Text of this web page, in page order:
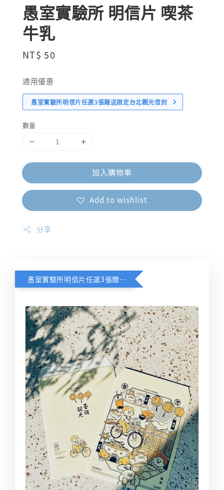
愚室實驗所 明信片 喫茶
牛乳
Regular
NT$ 50
適用優惠
愚室實驗所明信片任選3張贈送限定台北觀光信封
數量
加入購物車
Add to wishlist
分享
愚室實驗所明信片任選3張贈送限定台北觀光信封